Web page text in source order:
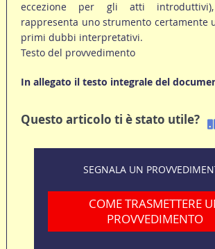
eccezione per gli atti
rappresenta uno strumento certamente
primi dubbi interpretativi.
Testo del provvedimento
In allegato il testo integrale del
Questo articolo ti è stato utile?
SEGNALA UN
COME TRASMETTERE
PROVVEDIMENTO